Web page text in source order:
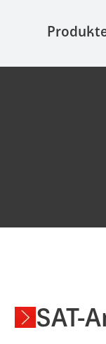
SAT-